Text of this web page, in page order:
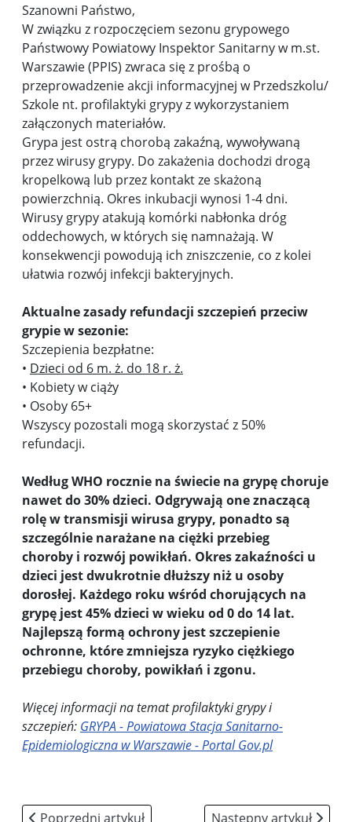
Szanowni Państwo,
W związku z rozpoczęciem sezonu grypowego
Państwowy Powiatowy Inspektor Sanitarny w m.st.
Warszawie (PPIS) zwraca się z prośbą o
przeprowadzenie akcji informacyjnej w Przedszkolu/
Szkole nt. profilaktyki grypy z wykorzystaniem
załączonych materiałów.
Grypa jest ostrą chorobą zakaźną, wywoływaną
przez wirusy grypy. Do zakażenia dochodzi drogą
kropelkową lub przez kontakt ze skażoną
powierzchnią. Okres inkubacji wynosi 1-4 dni.
Wirusy grypy atakują komórki nabłonka dróg
oddechowych, w których się namnażają. W
konsekwencji powodują ich zniszczenie, co z kolei
ułatwia rozwój infekcji bakteryjnych.
Aktualne zasady refundacji szczepień przeciw
grypie w sezonie:
Szczepienia bezpłatne:
• Dzieci od 6 m. ż. do 18 r. ż.
• Kobiety w ciąży
• Osoby 65+
Wszyscy pozostali mogą skorzystać z 50%
refundacji.
Według WHO rocznie na świecie na grypę choruje
nawet do 30% dzieci. Odgrywają one znaczącą
rolę w transmisji wirusa grypy, ponadto są
szczególnie narażane na ciężki przebieg
choroby i rozwój powikłań. Okres zakaźności u
dzieci jest dwukrotnie dłuższy niż u osoby
dorosłej. Każdego roku wśród chorujących na
grypę jest 45% dzieci w wieku od 0 do 14 lat.
Najlepszą formą ochrony jest szczepienie
ochronne, które zmniejsza ryzyko ciężkiego
przebiegu choroby, powikłań i zgonu.
Więcej informacji na temat profilaktyki grypy i
szczepień: GRYPA - Powiatowa Stacja Sanitarno-
Epidemiologiczna w Warszawie - Portal Gov.pl
Poprzedni artykuł: Kampania Dzieciństwo bez
Poprzedni artykuł Następny artykuł:
Następny artykuł